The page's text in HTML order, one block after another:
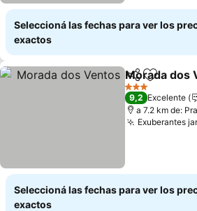
Seleccioná las fechas para ver los
exactos
Compartir
Añadir a
Morada dos
3 Estrellas
9,2 Excelente
a 7.2 km de:
Exuberantes
Seleccioná las fechas para ver los
exactos